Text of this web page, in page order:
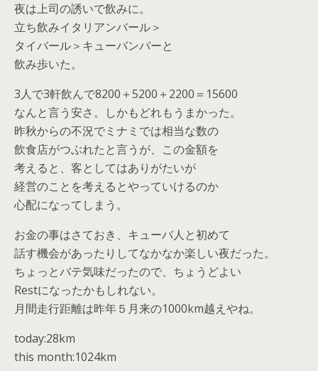
夜は上司の誘いで飲みに。
立ち飲みイタリアンバール＞
タイバール＞キューバンバーと
飲み歩いた。
3人で3軒飲んで8200＋5200＋2200＝15600
なんと言う安さ。しかもどれもうまかった。
昨秋からの不況でミナミでは相当な数の
飲食店がつぶれたと言うが、この金額を
考えると、客としてはありがたいが
経営のことを考えるとやっていけるのか
心配になってしまう。
お金の事はさておき、キューバ人と初めて
話す機会があったりしてなかなか楽しい夜だった。
ちょっとバテ気味だったので、ちょうどよい
Restになったかもしれない。
月間走行距離は昨年５月来の1000km越えやね。
today:28km
this month:1024km